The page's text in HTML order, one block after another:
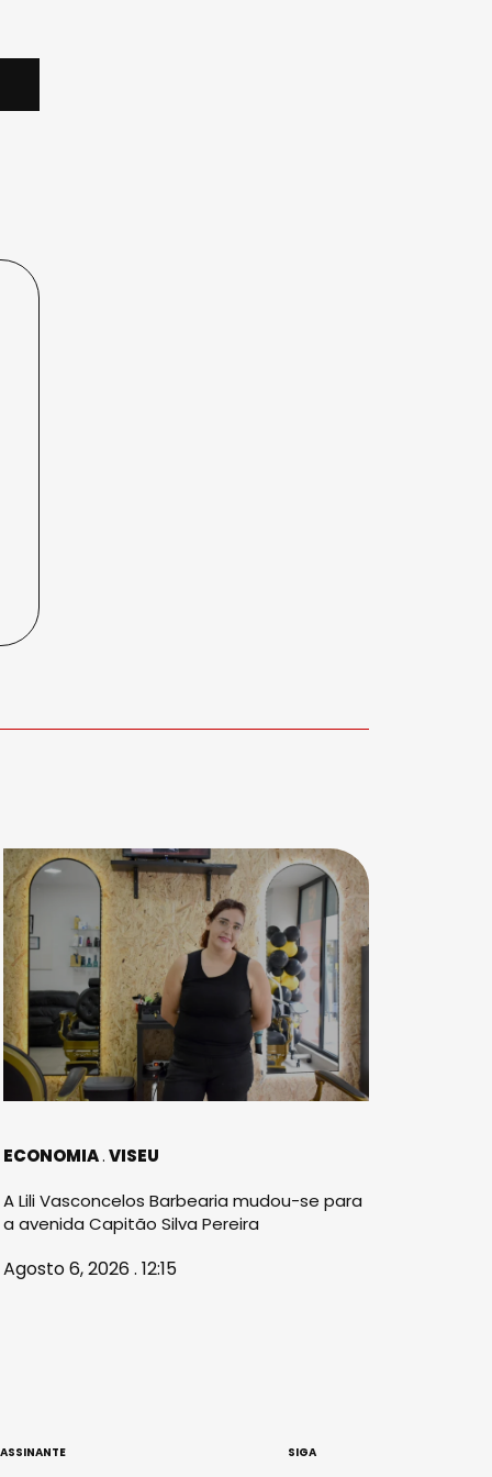
ECONOMIA VISEU
A Lili Vasconcelos Barbearia mudou-se para
a avenida Capitão Silva Pereira
Agosto 6, 2026 . 12:15
SIGA